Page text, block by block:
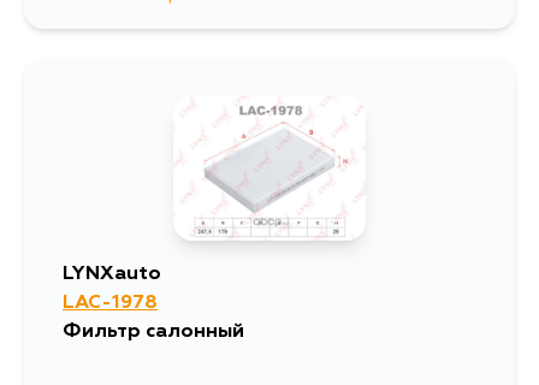
691
722
LYNXauto
LAC-1978
Фильтр салонный